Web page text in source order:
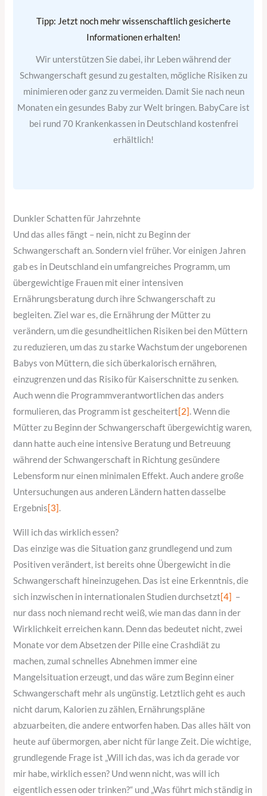
Tipp: Jetzt noch mehr wissenschaftlich gesicherte
Informationen erhalten!
Wir unterstützen Sie dabei, ihr Leben während der
Schwangerschaft gesund zu gestalten, mögliche Risiken zu
minimieren oder ganz zu vermeiden. Damit Sie nach neun
Monaten ein gesundes Baby zur Welt bringen. BabyCare ist
bei rund 70 Krankenkassen in Deutschland kostenfrei
erhältlich!
Dunkler Schatten für Jahrzehnte
Und das alles fängt – nein, nicht zu Beginn der
Schwangerschaft an. Sondern viel früher. Vor einigen Jahren
gab es in Deutschland ein umfangreiches Programm, um
übergewichtige Frauen mit einer intensiven
Ernährungsberatung durch ihre Schwangerschaft zu
begleiten. Ziel war es, die Ernährung der Mütter zu
verändern, um die gesundheitlichen Risiken bei den Müttern
zu reduzieren, um das zu starke Wachstum der ungeborenen
Babys von Müttern, die sich überkalorisch ernähren,
einzugrenzen und das Risiko für Kaiserschnitte zu senken.
Auch wenn die Programmverantwortlichen das anders
formulieren, das Programm ist gescheitert[2]. Wenn die
Mütter zu Beginn der Schwangerschaft übergewichtig waren,
dann hatte auch eine intensive Beratung und Betreuung
während der Schwangerschaft in Richtung gesündere
Lebensform nur einen minimalen Effekt. Auch andere große
Untersuchungen aus anderen Ländern hatten dasselbe
Ergebnis[3].
Will ich das wirklich essen?
Das einzige was die Situation ganz grundlegend und zum
Positiven verändert, ist bereits ohne Übergewicht in die
Schwangerschaft hineinzugehen. Das ist eine Erkenntnis, die
sich inzwischen in internationalen Studien durchsetzt[4] –
nur dass noch niemand recht weiß, wie man das dann in der
Wirklichkeit erreichen kann. Denn das bedeutet nicht, zwei
Monate vor dem Absetzen der Pille eine Crashdiät zu
machen, zumal schnelles Abnehmen immer eine
Mangelsituation erzeugt, und das wäre zum Beginn einer
Schwangerschaft mehr als ungünstig. Letztlich geht es auch
nicht darum, Kalorien zu zählen, Ernährungspläne
abzuarbeiten, die andere entworfen haben. Das alles hält von
heute auf übermorgen, aber nicht für lange Zeit. Die wichtige,
grundlegende Frage ist „Will ich das, was ich da gerade vor
mir habe, wirklich essen? Und wenn nicht, was will ich
eigentlich essen oder trinken?“ und „Was führt mich ständig in